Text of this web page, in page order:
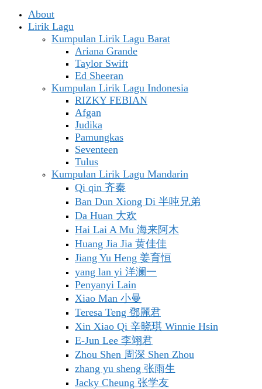
About
Lirik Lagu
Kumpulan Lirik Lagu Barat
Ariana Grande
Taylor Swift
Ed Sheeran
Kumpulan Lirik Lagu Indonesia
RIZKY FEBIAN
Afgan
Judika
Pamungkas
Seventeen
Tulus
Kumpulan Lirik Lagu Mandarin
Qi qin 齐秦
Ban Dun Xiong Di 半吨兄弟
Da Huan 大欢
Hai Lai A Mu 海来阿木
Huang Jia Jia 黄佳佳
Jiang Yu Heng 姜育恒
yang lan yi 洋澜一
Penyanyi Lain
Xiao Man 小曼
Teresa Teng 鄧麗君
Xin Xiao Qi 辛晓琪 Winnie Hsin
E-Jun Lee 李翊君
Zhou Shen 周深 Shen Zhou
zhang yu sheng 张雨生
Jacky Cheung 张学友